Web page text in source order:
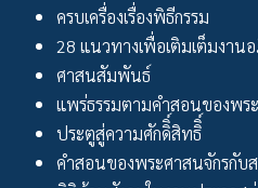
ครบเครื่องเรื่องพิธีกรรม
28 แนวทางเพื่อเติมเต็มงาน
ศาสนสัมพันธ์
แพร่ธรรมตามคำสอนของพระ
ประตูสู่ความศักดิิ์สิทธิิ์
คำสอนของพระศาสนจักรกั